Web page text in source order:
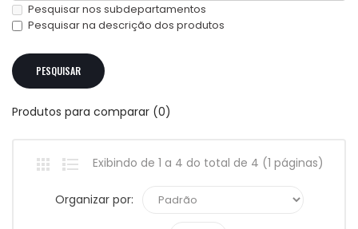
Pesquisar nos subdepartamentos
Pesquisar na descrição dos produtos
Produtos para comparar (0)
Exibindo de 1 a 4 do total de 4 (1 páginas)
Organizar por: